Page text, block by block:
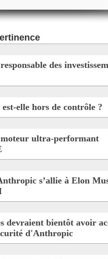
des
elle hors de contrôle ?
ultra-performant
s’allie à Elon
devraient bientôt avoir
d'Anthropic